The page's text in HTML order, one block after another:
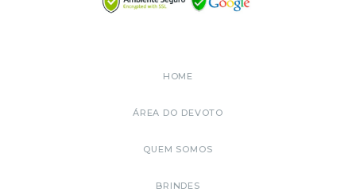
HOME
ÁREA DO DEVOTO
QUEM SOMOS
BRINDES